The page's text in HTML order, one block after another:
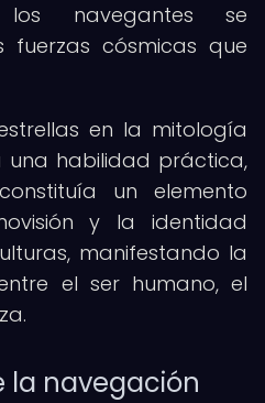
los navegantes se
cósmicas que
en la mitología
una habilidad práctica,
un elemento
y la identidad
manifestando la
el ser humano, el
la navegación